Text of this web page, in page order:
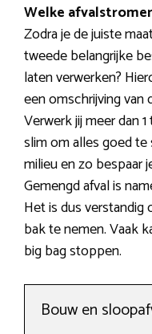
Welke
Zodra je de juiste
tweede belangrijke
laten verwerken?
een omschrijving van
Verwerk jij meer dan
slim om alles goed
milieu en zo bespaar
Gemengd afval is
Het is dus
bak te nemen. Vaak
big bag stoppen.
Bouw en